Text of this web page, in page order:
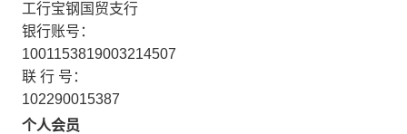
工行宝钢国贸支行
银行账号：
1001153819003214507
联 行 号：
102290015387
个人会员